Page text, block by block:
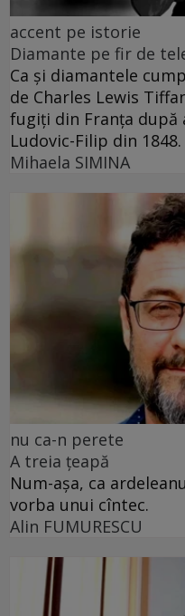
accent pe istorie
Diamante pe fir de
Ca și diamantele
de Charles Lewis
fugiți din Franța după
Ludovic-Filip din 1848.
Mihaela SIMINA
nu ca-n perete
A treia țeapă
Num-așa, ca
vorba unui cîntec.
Alin FUMURESCU